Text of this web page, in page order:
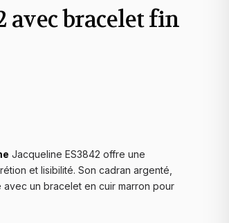
avec bracelet fin
Jacqueline ES3842 offre une
et lisibilité. Son cadran argenté,
un bracelet en cuir marron pour